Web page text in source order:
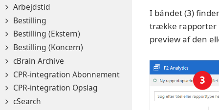
Arbejdstid
Bestilling
Bestilling (Ekstern)
Bestilling (Koncern)
cBrain Archive
CPR-integration Abonnement
CPR-integration Opslag
cSearch
I båndet (3)
trække rapporter
preview af den